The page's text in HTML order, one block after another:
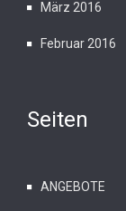
März 2016
Februar 2016
Seiten
ANGEBOTE